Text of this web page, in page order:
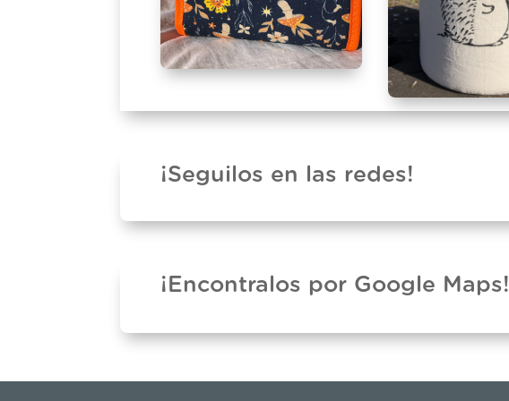
¡Seguilos en las redes!
¡Encontralos por Google Maps!